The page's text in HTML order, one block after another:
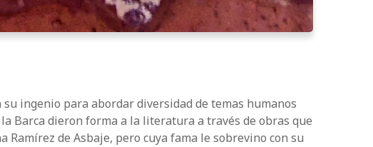
ingenio para abordar diversidad de temas humanos
Barca dieron forma a la literatura a través de obras que
de Asbaje, pero cuya fama le sobrevino con su